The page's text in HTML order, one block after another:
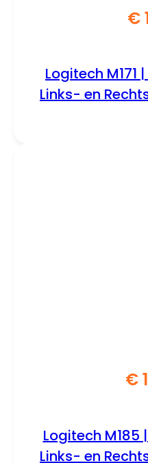
€
Logitech M171
Links- en
€
Logitech M185
Links- en